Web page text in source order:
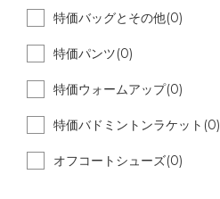
特価バッグとその他(0)
特価パンツ(0)
特価ウォームアップ(0)
特価バドミントンラケット(0)
オフコートシューズ(0)